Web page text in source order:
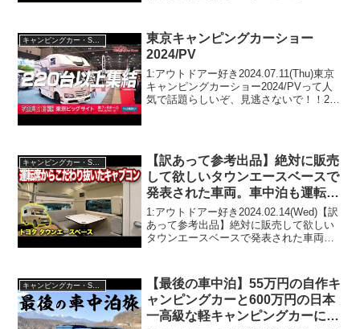
いで！！2:アウ...
東京キャンピングカーショー
2024/PV
1:アウトドアー好き2024.07.11(Thu)東京
キャンピングカーショー2024/PVって人
気で話題らしいぞ、見逃さないで！！2:
キャンピングカー・SUV人気車種
【訳あって参考出品】絶対に販売
して欲しいタウンエースベースで
発表された車両。車中泊も運転も
楽しくなるキャンピングカー【#
ダイレクトカーズ】
1:アウトドアー好き2024.02.14(Wed)【訳
あって参考出品】絶対に販売して欲しい
タウンエースベースで発表された車両。
題らしいぞ、見逃さないで！！2:アウト
ド...
【最後の車中泊】55万円の自作キ
ャンピングカーと600万円の日本
一高級な軽キャンピングカーに乗